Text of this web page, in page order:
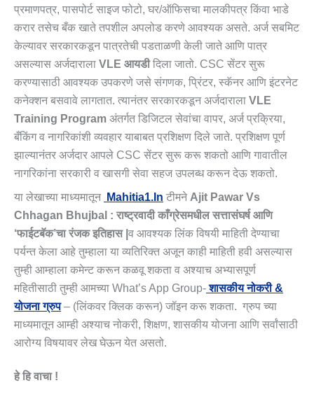
प्रमाणपत्र, पासपोर्ट साइज फोटो, घर/ऑफिसचा मालकीपत्र किंवा भाडे
करार तसेच बँक खाते तपशील अपलोड करणे आवश्यक असते. अर्ज सबमिट
केल्यावर सरकारकडून पात्रतेची पडताळणी केली जाते आणि पात्र
असल्यास अर्जदाराला VLE आयडीदिला जातो. CSC सेंटर सुरू
करण्यासाठी आवश्यक उपकरणे जसे संगणक, प्रिंटर, स्कॅनर आणि इंटरनेट
कनेक्शन बसवावे लागतात. त्यानंतर सरकारकडून अर्जदाराला VLE
Training Program अंतर्गत डिजिटल सेवांचा वापर, अर्ज प्रक्रिया,
बँकिंग व नागरिकांशी व्यवहार याबाबत प्रशिक्षण दिले जाते. प्रशिक्षण पूर्ण
झाल्यानंतर अर्जदार आपले CSC सेंटर सुरू करू शकतो आणि गावातील
नागरिकांना सरकारी व खासगी सेवा सहज उपलब्ध करून देऊ शकतो.
या लेखाच्या माध्यमातून Mahitia1.in टीमनेAjit Pawar Vs
Chhagan Bhujbal : राष्ट्रवादी काँग्रेसमधील सत्तासंघर्ष आणि
‘फाईटबॅक’चा रंजक इतिहास व आवश्यक लिंक विषयी माहिती देण्याचा
पर्यन्त केला आहे तुम्हाला या व्यतिरिक्त अजून काही माहिती हवी असल्यास
तुम्ही आम्हाला कमेन्ट करून कळवू शकता व अश्याच अभ्यासपूर्ण
महितीसाठी तुम्ही आमच्या What’s App Group-शासकीय नोकरी &
योजना ग्रुप– (लिंकवर क्लिक करून) जॉइन करू शकता. ग्रुप च्या
माध्यमातून आम्ही अश्याच नोकरी, शिक्षण, शासकीय योजना आणि सर्वांसाठी
आरोग्य विषयावर लेख घेऊन येत असतो.
हे हि वाचा !